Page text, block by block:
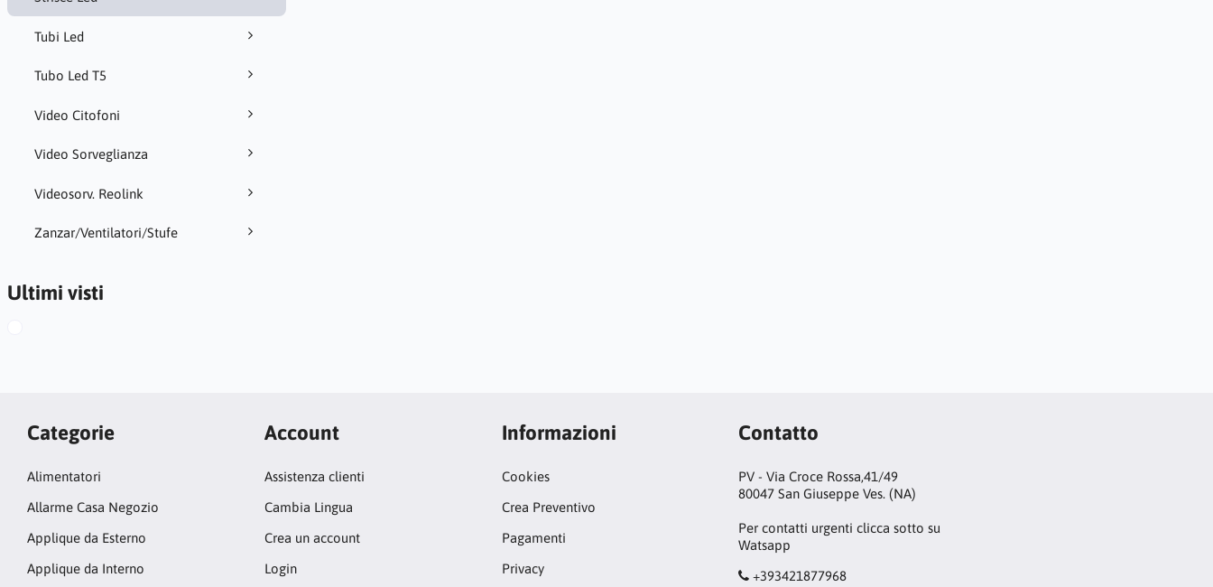
Tubi Led
Tubo Led T5
Video Citofoni
Video Sorveglianza
Videosorv. Reolink
Zanzar/Ventilatori/Stufe
Ultimi visti
Categorie
Alimentatori
Allarme Casa Negozio
Applique da Esterno
Applique da Interno
Account
Assistenza clienti
Cambia Lingua
Crea un account
Login
Informazioni
Cookies
Crea Preventivo
Pagamenti
Privacy
Contatto
PV - Via Croce Rossa,41/49
80047 San Giuseppe Ves. (NA)
Per contatti urgenti clicca sotto su
Watsapp
+393421877968